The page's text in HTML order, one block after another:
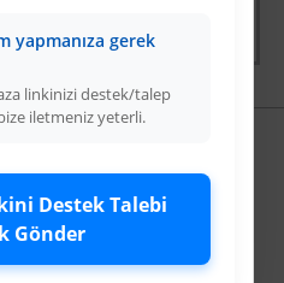
yapmanıza gerek
linkinizi destek/talep
iletmeniz yeterli.
Destek Talebi
Gönder